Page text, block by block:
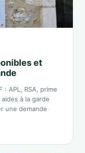
et
: APL, RSA, prime
à la garde
une demande